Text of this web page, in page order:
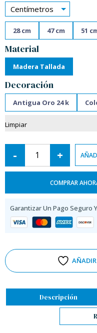
Centímetros
28 cm 47 cm 51
Material
Madera Tallada
Decoración
Antigua Oro 24 k
Limpiar
- +
COMPRAR
Garantizar Un Pago Seguro
Descripción